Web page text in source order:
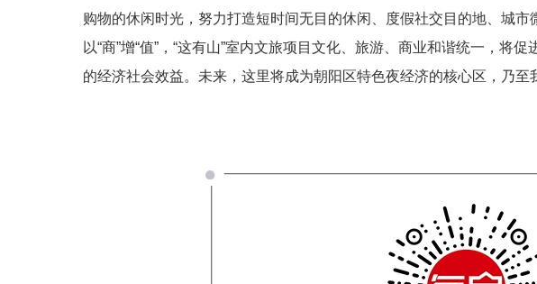
购物的休闲时光，努力打造短时间无目的休闲、度假社交目的地、城市微
以“商”增“值”，“这有山”室内文旅项目文化、旅游、商业和谐统一，将
的经济社会效益。未来，这里将成为朝阳区特色夜经济的核心区，乃至